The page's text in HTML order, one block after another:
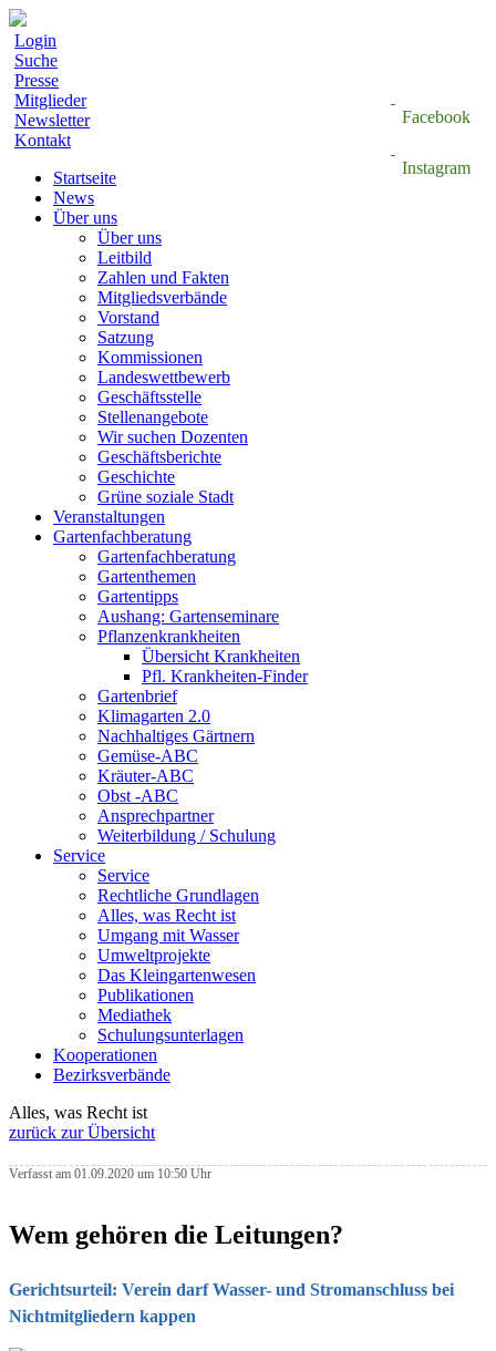
Login
Facebook
Instagram
Suche
Presse
Mitglieder
Newsletter
Kontakt
Startseite
News
Über uns
Über uns
Leitbild
Zahlen und Fakten
Mitgliedsverbände
Vorstand
Satzung
Kommissionen
Landeswettbewerb
Geschäftsstelle
Stellenangebote
Wir suchen Dozenten
Geschäftsberichte
Geschichte
Grüne soziale Stadt
Veranstaltungen
Gartenfachberatung
Gartenfachberatung
Gartenthemen
Gartentipps
Aushang: Gartenseminare
Pflanzenkrankheiten
Übersicht Krankheiten
Pfl. Krankheiten-Finder
Gartenbrief
Klimagarten 2.0
Nachhaltiges Gärtnern
Gemüse-ABC
Kräuter-ABC
Obst -ABC
Ansprechpartner
Weiterbildung / Schulung
Service
Service
Rechtliche Grundlagen
Alles, was Recht ist
Umgang mit Wasser
Umweltprojekte
Das Kleingartenwesen
Publikationen
Mediathek
Schulungsunterlagen
Kooperationen
Bezirksverbände
Alles, was Recht ist
zurück zur Übersicht
Verfasst am 01.09.2020 um 10:50 Uhr
Wem gehören die Leitungen?
Gerichtsurteil: Verein darf Wasser- und Stromanschluss bei
Nichtmitgliedern kappen